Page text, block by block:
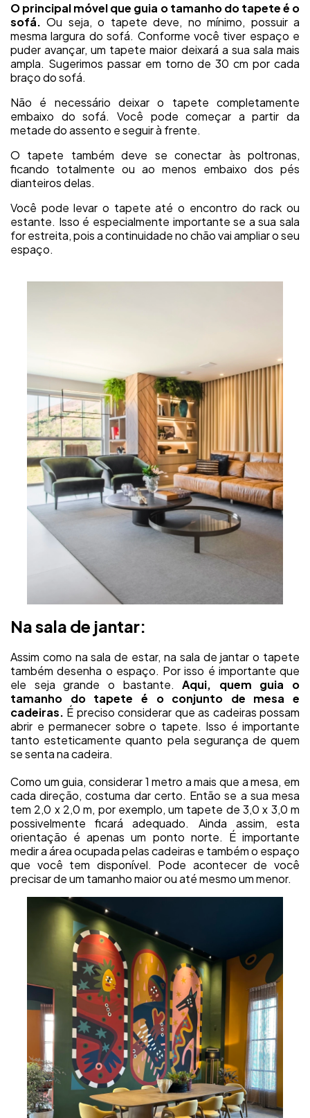
O principal móvel que guia o tamanho do tapete é o
sofá. Ou seja, o tapete deve, no mínimo, possuir a
mesma largura do sofá. Conforme você tiver espaço e
puder avançar, um tapete maior deixará a sua sala mais
ampla. Sugerimos passar em torno de 30 cm por cada
braço do sofá.
Não é necessário deixar o tapete completamente
embaixo do sofá. Você pode começar a partir da
metade do assento e seguir à frente.
O tapete também deve se conectar às poltronas,
ficando totalmente ou ao menos embaixo dos pés
dianteiros delas.
Você pode levar o tapete até o encontro do rack ou
estante. Isso é especialmente importante se a sua sala
for estreita, pois a continuidade no chão vai ampliar o seu
espaço.
Na sala de jantar:
Assim como na sala de estar, na sala de jantar o tapete
também desenha o espaço. Por isso é importante que
ele seja grande o bastante.Aqui, quem guia o
tamanho do tapete é o conjunto de mesa e
cadeiras. É preciso considerar que as cadeiras possam
abrir e permanecer sobre o tapete. Isso é importante
tanto esteticamente quanto pela segurança de quem
se senta na cadeira.
Como um guia, considerar 1 metro a mais que a mesa, em
cada direção, costuma dar certo. Então se a sua mesa
tem 2,0 x 2,0 m, por exemplo, um tapete de 3,0 x 3,0 m
possivelmente ficará adequado. Ainda assim, esta
orientação é apenas um ponto norte. É importante
medir a área ocupada pelas cadeiras e também o espaço
que você tem disponível. Pode acontecer de você
precisar de um tamanho maior ou até mesmo um menor.